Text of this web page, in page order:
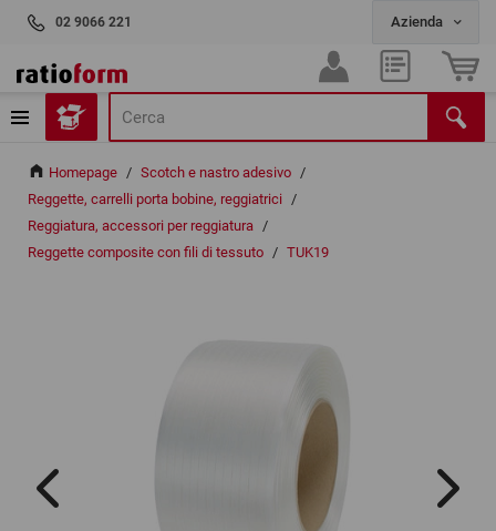
02 9066 221
Homepage / Scotch e nastro adesivo /
Reggette, carrelli porta bobine, reggiatrici /
Reggiatura, accessori per reggiatura /
Reggette composite con fili di tessuto / TUK19